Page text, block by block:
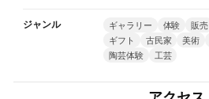
ジャンル ギャラリー 体験 販売
ギフト
古民家 美術
陶芸体験
工芸